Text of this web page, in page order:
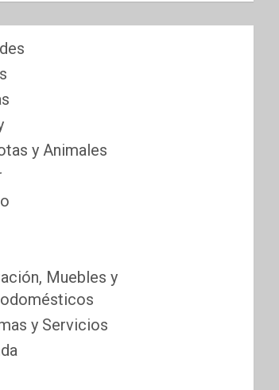
y Animales
Muebles y
y Servicios